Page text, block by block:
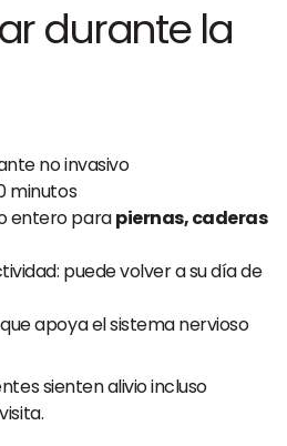
durante la
no invasivo
minutos
entero parapiernas, caderas
puede volver a su día de
apoya el sistema nervioso
sienten alivio incluso